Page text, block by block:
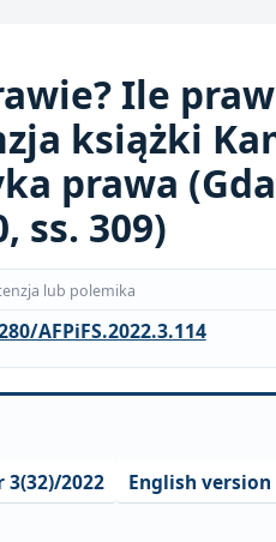
Ile
książki
prawa
ss. 309)
lub polemika
AFPiFS.2022.3.114
3(32)/2022 English version